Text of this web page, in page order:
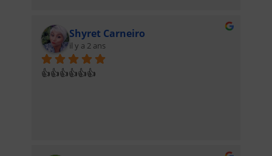
Shyret Carneiro
il y a 2 ans
👍👍👍👍👍👍